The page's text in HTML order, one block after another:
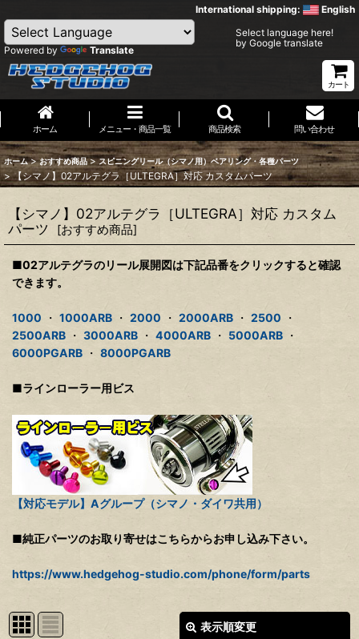
International shipping: English
Powered by Translate
Select language here!
by Google translate
カート
ホーム メニュー・商品一覧 商品検索 問い合わせ
ホーム > おすすめ商品 > スピニングリール（シマノ用）ベアリング・各種パーツ
> 【シマノ】02アルテグラ［ULTEGRA］対応 カスタムパーツ
【シマノ】02アルテグラ［ULTEGRA］対応 カスタム
パーツ
[おすすめ商品]
■02アルテグラのリール展開図は下記品番をクリックすると確認
できます。
1000 ・ 1000ARB ・ 2000 ・ 2000ARB ・ 2500 ・
2500ARB ・ 3000ARB ・ 4000ARB ・ 5000ARB ・
6000PGARB ・ 8000PGARB
■ラインローラー用ビス
【対応モデル】Aグループ（シマノ・ダイワ共用）
■純正パーツのお取り寄せはこちらからお申し込み下さい。
https://www.hedgehog-studio.com/phone/form/parts
表示順変更